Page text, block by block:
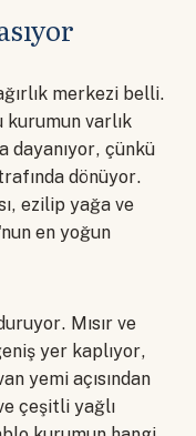
merkezi belli.
kurumun varlık
dayanıyor, çünkü
dönüyor.
ezilip yağa ve
en yoğun
Mısır ve
yer kaplıyor,
yemi açısından
çeşitli yağlı